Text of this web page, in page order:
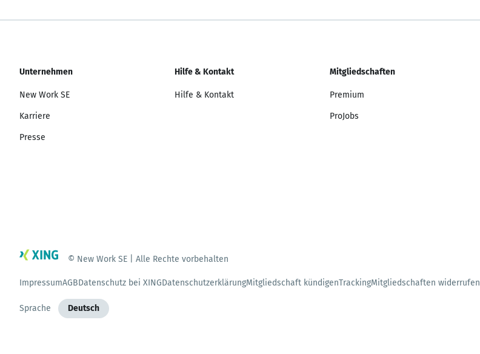
Unternehmen
New Work SE
Karriere
Presse
Hilfe & Kontakt
Hilfe & Kontakt
Mitgliedschaften
Premium
ProJobs
© New Work SE | Alle Rechte vorbehalten
ImpressumAGBDatenschutz bei XINGDatenschutzerklärungMitgliedschaft kündigenTrackingMitgliedschaften widerrufen
Sprache Deutsch